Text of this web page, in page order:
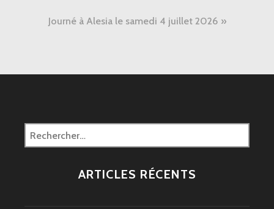
l’article
Journé à Alesia le samedi 4 juillet 2026
Rechercher :
ARTICLES RÉCENTS